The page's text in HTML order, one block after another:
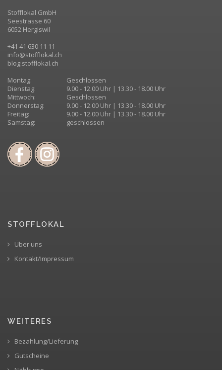
Stofflokal GmbH
Seestrasse 60
6052 Hergiswil
+41 41 630 11 11
info@stofflokal.ch
blog.stofflokal.ch
Montag:
Geschlossen
Dienstag:
9.00 - 12.00 Uhr | 13.30 - 18.00 Uhr
Mittwoch:
Geschlossen
Donnerstag:
9.00 - 12.00 Uhr | 13.30 - 18.00 Uhr
Freitag:
9.00 - 12.00 Uhr | 13.30 - 18.00 Uhr
Samstag:
geschlossen
STOFFLOKAL
Über uns
Kontakt/Impressum
WEITERES
Bezahlung/Lieferung
Gutscheine